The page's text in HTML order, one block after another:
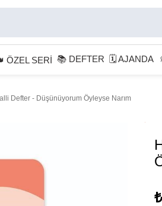
ÖZEL SERİ 📚 DEFTER 🗓 AJANDA
Defter - Düşünüyorum Öyleyse Narım